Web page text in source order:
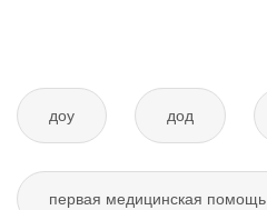
доу дод
первая медицинская помощь